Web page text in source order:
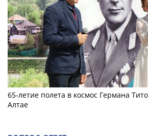
65-летие полета в космос Германа
Алтае